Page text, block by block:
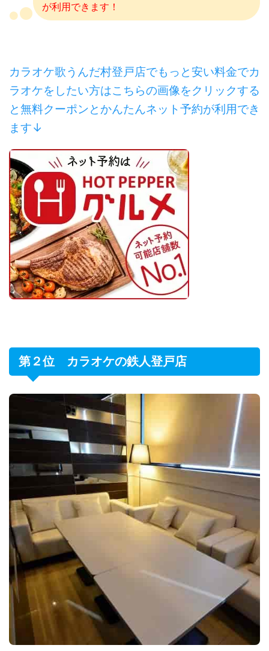
が利用できます！
カラオケ歌うんだ村登戸店でもっと安い料金でカ
ラオケをしたい方はこちらの画像をクリックする
と無料クーポンとかんたんネット予約が利用でき
ます↓
第２位 カラオケの鉄人登戸店